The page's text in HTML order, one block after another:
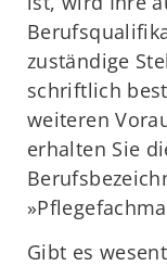
zuständige
schriftlich
weiteren
erhalten Sie
Gibt es